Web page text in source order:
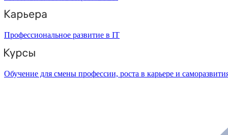
Профессиональное развитие в IT
Обучение для смены профессии, роста в карьере и